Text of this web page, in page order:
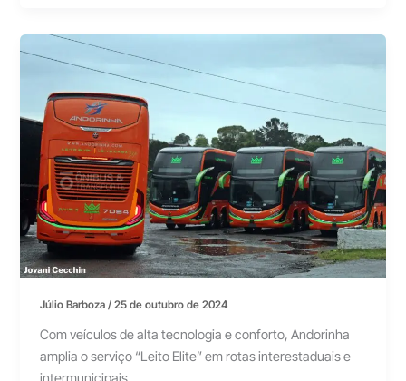
Júlio Barboza/25 de outubro de 2024
Com veículos de alta tecnologia e conforto, Andorinha
amplia o serviço “Leito Elite” em rotas interestaduais e